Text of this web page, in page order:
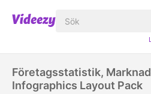
Företagsstatistik,
Infographics Layout Pack